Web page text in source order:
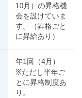
10月）の昇格機
会を設けていま
す。（昇格ごと
に昇給あり）
年1回（4月）
※ただし半年ご
とに昇格制度あ
り。